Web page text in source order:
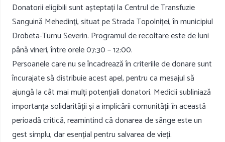
Donatorii eligibili sunt așteptați la Centrul de Transfuzie
Sanguină Mehedinți, situat pe Strada Topolniței, în municipiul
Drobeta-Turnu Severin. Programul de recoltare este de luni
până vineri, între orele 07:30 – 12:00.
Persoanele care nu se încadrează în criteriile de donare sunt
încurajate să distribuie acest apel, pentru ca mesajul să
ajungă la cât mai mulți potențiali donatori. Medicii subliniază
importanța solidarității și a implicării comunității în această
perioadă critică, reamintind că donarea de sânge este un
gest simplu, dar esențial pentru salvarea de vieți.